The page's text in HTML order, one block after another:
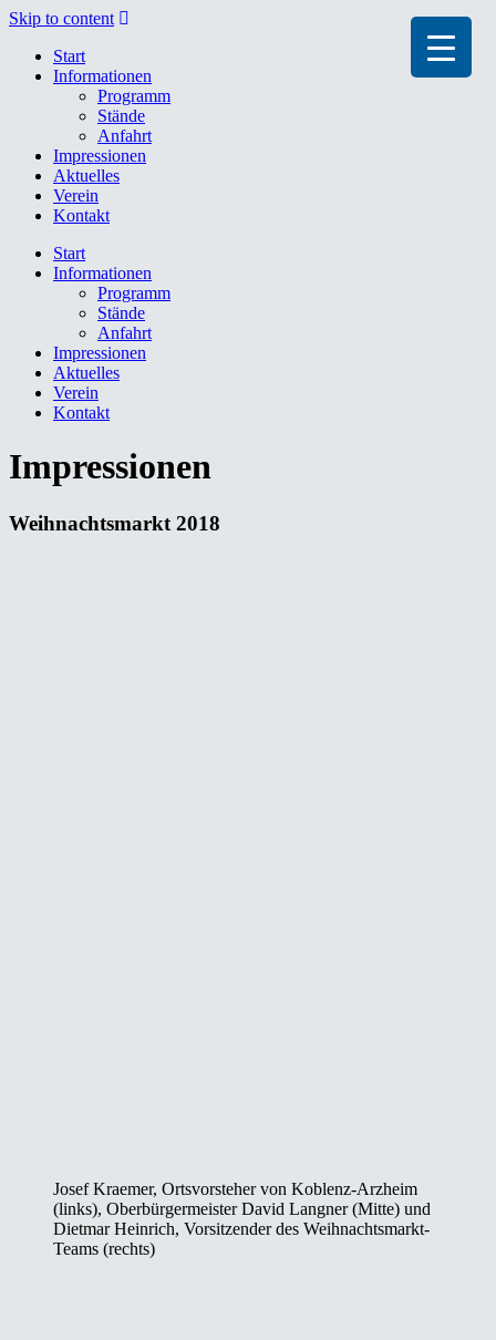
Skip to content
Start
Informationen
Programm
Stände
Anfahrt
Impressionen
Aktuelles
Verein
Kontakt
Start
Informationen
Programm
Stände
Anfahrt
Impressionen
Aktuelles
Verein
Kontakt
Impressionen
Weihnachtsmarkt 2018
Josef Kraemer, Ortsvorsteher von Koblenz-Arzheim
(links), Oberbürgermeister David Langner (Mitte) und
Dietmar Heinrich, Vorsitzender des Weihnachtsmarkt-
Teams (rechts)